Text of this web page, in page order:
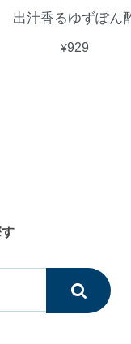
出汁香るゆずぽん
¥929